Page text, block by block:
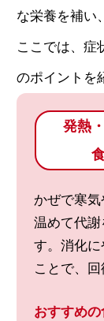
な栄養を補い
ここでは、症
のポイントを
発熱
かぜで寒
温めて代
す。消化
ことで、回
おすすめ